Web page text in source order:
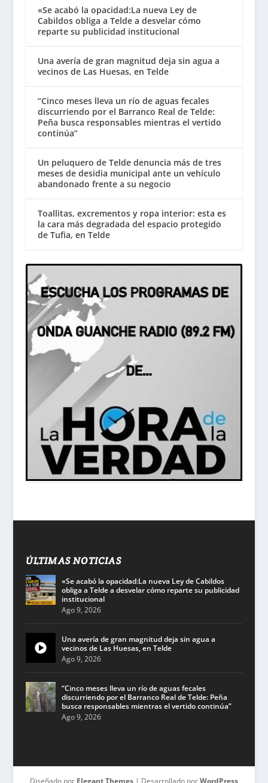
«Se acabó la opacidad:La nueva Ley de
Cabildos obliga a Telde a desvelar cómo
reparte su publicidad institucional
Una avería de gran magnitud deja sin agua a
vecinos de Las Huesas, en Telde
“Cinco meses lleva un río de aguas fecales
discurriendo por el Barranco Real de Telde:
Peña busca responsables mientras el vertido
continúa”
Un peluquero de Telde denuncia más de tres
meses de desidia municipal ante un vehículo
abandonado frente a su negocio
Toallitas, excrementos y ropa interior: esta es
la cara más degradada del espacio protegido
de Tufia, en Telde
ÚLTIMAS NOTICIAS
«Se acabó la opacidad:La nueva Ley de Cabildos
obliga a Telde a desvelar cómo reparte su publicidad
institucional
Ago 9, 2026
Una avería de gran magnitud deja sin agua a
vecinos de Las Huesas, en Telde
Ago 9, 2026
“Cinco meses lleva un río de aguas fecales
discurriendo por el Barranco Real de Telde: Peña
busca responsables mientras el vertido continúa”
Ago 9, 2026
Diseñado por Elegant Themes| Desarrollado porWordPress